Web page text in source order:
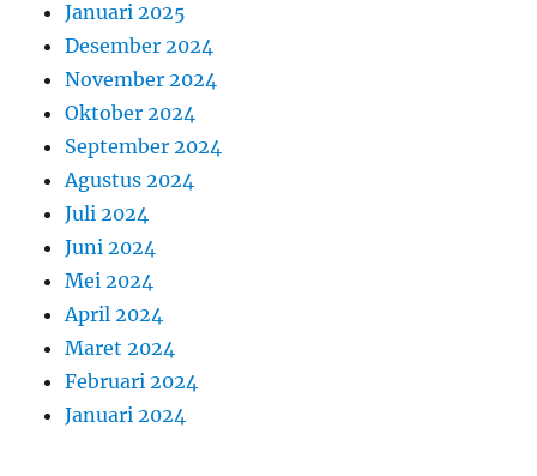
Januari 2025
Desember 2024
November 2024
Oktober 2024
September 2024
Agustus 2024
Juli 2024
Juni 2024
Mei 2024
April 2024
Maret 2024
Februari 2024
Januari 2024